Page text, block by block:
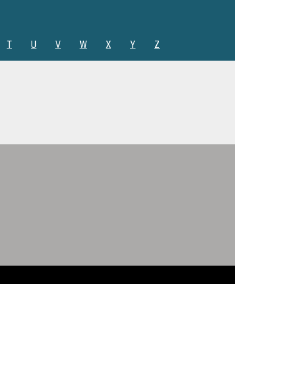
T U V W X Y Z